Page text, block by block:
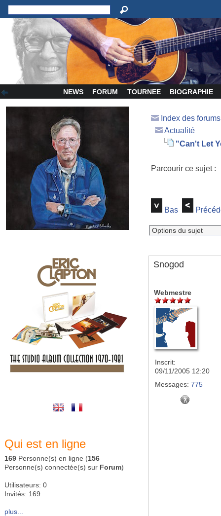
NEWS FORUM TOURNEE BIOGRAPHIE
Qui est en ligne
169 Personne(s) en ligne (156
Personne(s) connectée(s) sur Forum)
Utilisateurs: 0
Invités: 169
plus...
Index des
Actualité
"Can't Let
Parcourir ce sujet
Bas
Snogod
Webmestre
Inscrit:
09/11/2005 12:20
Messages: 775